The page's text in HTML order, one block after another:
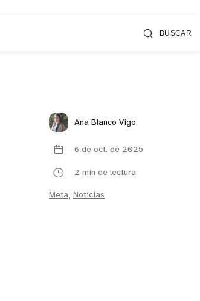
BUSCAR
Ana Blanco Vigo
6 de oct. de 2025
2 min de lectura
Meta, Noticias